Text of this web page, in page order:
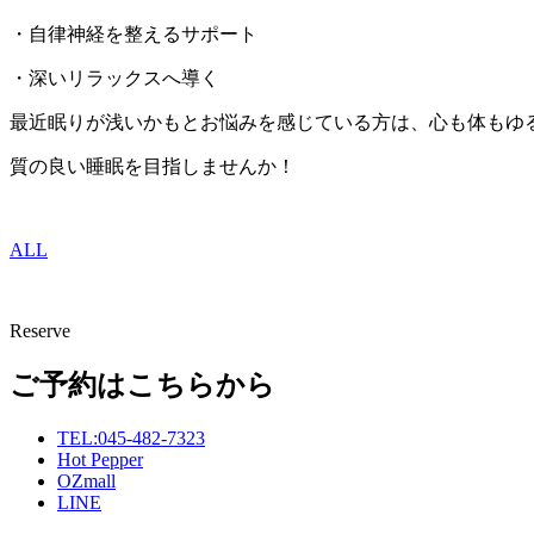
・自律神経を整えるサポート
・深いリラックスへ導く
最近眠りが浅いかもとお悩みを感じている方は、心も体もゆ
質の良い睡眠を目指しませんか！
ALL
Reserve
ご予約はこちらから
TEL:045-482-7323
Hot Pepper
OZmall
LINE